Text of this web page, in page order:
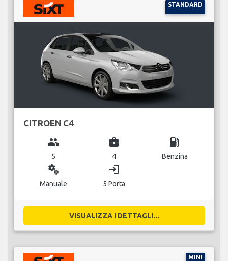
STANDARD
CITROEN C4
group
5
business_center
4
local_gas_station
Benzina
miscellaneous_services
Manuale
login
5 Porta
VISUALIZZA I DETTAGLI...
MINI